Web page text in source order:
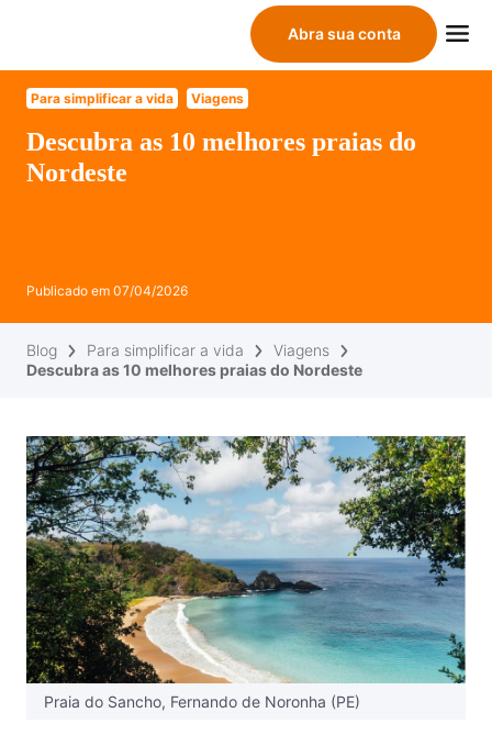
Abra sua conta
Para simplificar a vida Viagens
Descubra as 10 melhores praias do
Nordeste
Publicado em 07/04/2026
Blog Para simplificar a vida
Viagens
Descubra as 10 melhores praias do Nordeste
Praia do Sancho, Fernando de Noronha (PE)